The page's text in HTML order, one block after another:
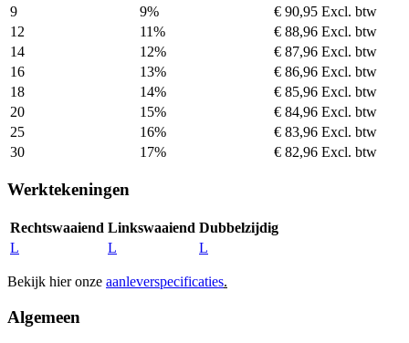
9
9% € 90,95 Excl. btw
12
11% € 88,96 Excl. btw
14
12% € 87,96 Excl. btw
16
13% € 86,96 Excl. btw
18
14% € 85,96 Excl. btw
20
15% € 84,96 Excl. btw
25
16% € 83,96 Excl. btw
30
17% € 82,96 Excl. btw
Werktekeningen
Rechtswaaiend Linkswaaiend Dubbelzijdig
L
L L
Bekijk hier onze aanleverspecificaties.
Algemeen